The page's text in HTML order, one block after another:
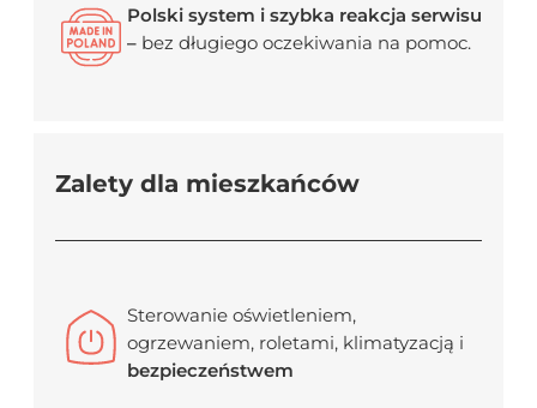
Polski system i szybka reakcja serwisu
– bez długiego oczekiwania na pomoc.
Zalety dla mieszkańców
Sterowanie oświetleniem,
ogrzewaniem, roletami, klimatyzacją i
bezpieczeństwem